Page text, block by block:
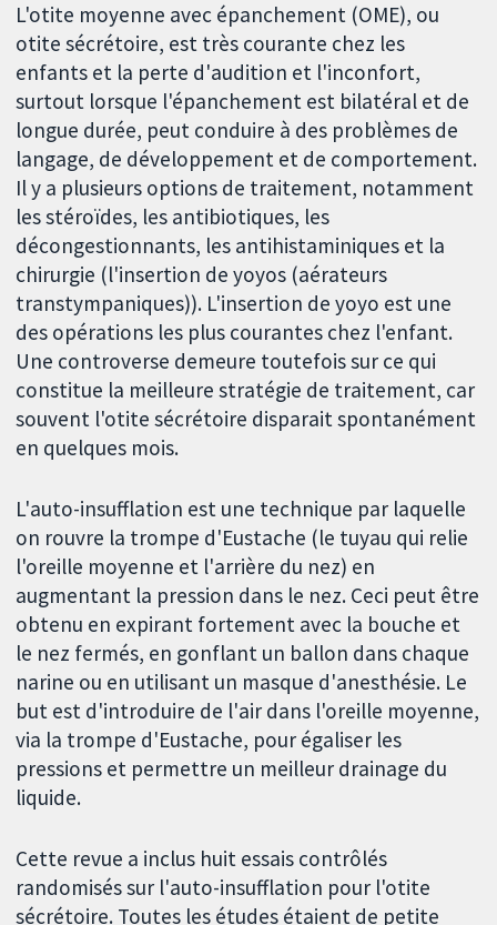
L'otite moyenne avec épanchement (OME), ou
otite sécrétoire, est très courante chez les
enfants et la perte d'audition et l'inconfort,
surtout lorsque l'épanchement est bilatéral et de
longue durée, peut conduire à des problèmes de
langage, de développement et de comportement.
Il y a plusieurs options de traitement, notamment
les stéroïdes, les antibiotiques, les
décongestionnants, les antihistaminiques et la
chirurgie (l'insertion de yoyos (aérateurs
transtympaniques)). L'insertion de yoyo est une
des opérations les plus courantes chez l'enfant.
Une controverse demeure toutefois sur ce qui
constitue la meilleure stratégie de traitement, car
souvent l'otite sécrétoire disparait spontanément
en quelques mois.
L'auto-insufflation est une technique par laquelle
on rouvre la trompe d'Eustache (le tuyau qui relie
l'oreille moyenne et l'arrière du nez) en
augmentant la pression dans le nez. Ceci peut être
obtenu en expirant fortement avec la bouche et
le nez fermés, en gonflant un ballon dans chaque
narine ou en utilisant un masque d'anesthésie. Le
but est d'introduire de l'air dans l'oreille moyenne,
via la trompe d'Eustache, pour égaliser les
pressions et permettre un meilleur drainage du
liquide.
Cette revue a inclus huit essais contrôlés
randomisés sur l'auto-insufflation pour l'otite
sécrétoire. Toutes les études étaient de petite